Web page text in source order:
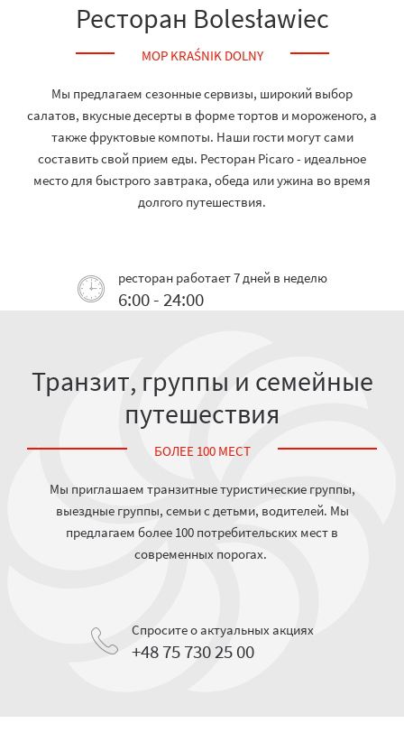
Ресторан Bolesławiec
MOP KRAŚNIK DOLNY
Мы предлагаем сезонные сервизы, широкий выбор
салатов, вкусные десерты в форме тортов и мороженого, а
также фруктовые компоты. Наши гости могут сами
составить свой прием еды. Ресторан Picaro - идеальное
место для быстрого завтрака, обеда или ужина во время
долгого путешествия.
ресторан работает 7 дней в неделю
6:00 - 24:00
Транзит, группы и семейные
путешествия
БОЛЕЕ 100 МЕСТ
Мы приглашаем транзитные туристические группы,
выездные группы, семьи с детьми, водителей. Мы
предлагаем более 100 потребительских мест в
современных порогах.
Спросите о актуальных акциях
+48 75 730 25 00